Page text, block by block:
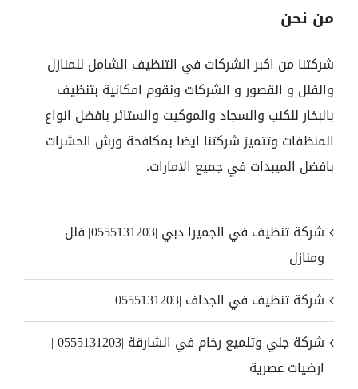
من نحن
شركتنا من اكبر الشركات في التنظيف الشامل للمنازل
والفلل و القصور و الشركات ونقوم امكانية بتنظيف
بالبخار للكنب والسجاد والموكيت والستائر بافضل انواع
المنظفات وتتميز شركتنا ايضا بمكافحة ورش الحشرات
بافضل الميبدات في جميع الامارات.
شركة تنظيف في الجميرا دبي |0555131203| فلل
ومنازل
شركة تنظيف في الجداف |0555131203
شركة جلي وتلميع رخام في الشارقة |0555131203 |
ارضيات عصرية